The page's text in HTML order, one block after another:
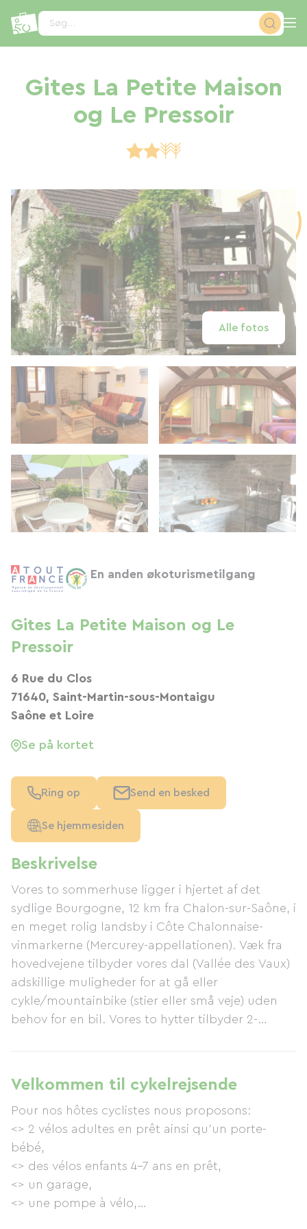
Søg...
Gites La Petite Maison
og Le Pressoir
Alle fotos
Beskrivelse
Vores to sommerhuse ligger i hjertet af det
sydlige Bourgogne, 12 km fra Chalon-sur-Saône, i
en meget rolig landsby i Côte Chalonnaise-
vinmarkerne (Mercurey-appellationen). Væk fra
hovedvejene tilbyder vores dal (Vallée des Vaux)
adskillige muligheder for at gå eller
cykle/mountainbike (stier eller små veje) uden
behov for en bil. Vores to hytter tilbyder 2-
højhastigheds-Wi-Fi-routere, en have og en
terrasse til afslapning... Vi er meget engagerede
i at tilbyde et bevaret miljø som en del af en
økologisk tilgang: sengelinned vaskes med
naturlige vaskemidler, miljøvenlige
rengøringsprodukter til hytterne, ingen
pesticider brugt omkring hytterne eller i haven,
regnvandsopsamling osv. Adskillige cykelstier er
Velkommen til cykelrejsende
Pour nos hôtes cyclistes nous proposons:
<> 2 vélos adultes en prêt ainsi qu'un porte-
bébé,
<> des vélos enfants 4-7 ans en prêt,
<> un garage,
<> une pompe à vélo,
En anden økoturismetilgang
Gites La Petite Maison og Le
Pressoir
6 Rue du Clos
71640, Saint-Martin-sous-Montaigu
Saône et Loire
Se på kortet
Ring op Send en besked
Se hjemmesiden
CCookie-styringspanel